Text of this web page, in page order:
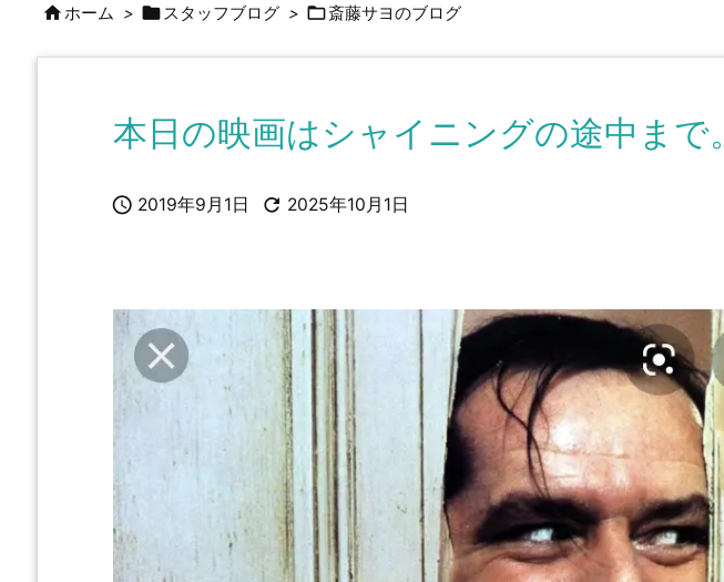
ホーム > スタッフブログ > 斎藤サヨのブログ
本日の映画はシャイニングの途中まで。
 2019年9月1日  2025年10月1日